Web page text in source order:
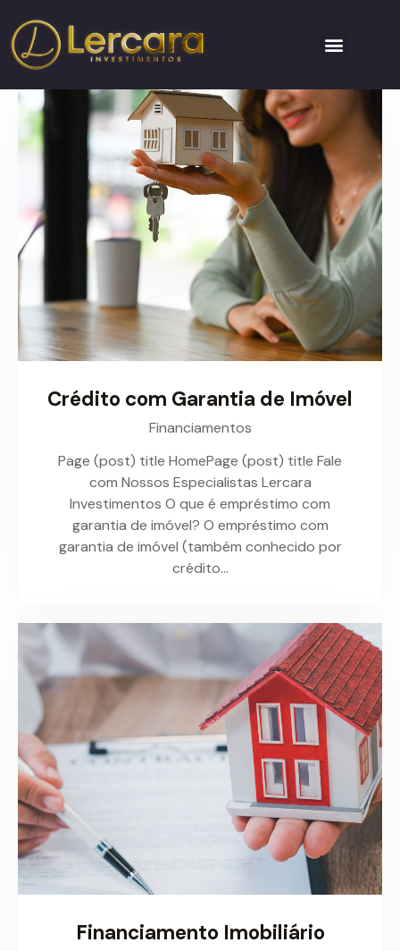
Crédito com Garantia de Imóvel
Financiamentos
Page (post) title HomePage (post) title Fale
com Nossos Especialistas Lercara
Investimentos O que é empréstimo com
garantia de imóvel? O empréstimo com
garantia de imóvel (também conhecido por
crédito…
Financiamento Imobiliário